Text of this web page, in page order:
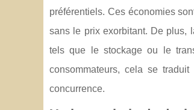
préférentiels. Ces économies
sans le prix exorbitant. De plus,
tels que le stockage ou le
consommateurs, cela se
concurrence.